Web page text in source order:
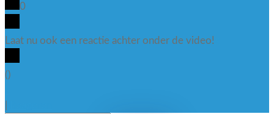
0
Laat nu ook een reactie achter onder de video!
()